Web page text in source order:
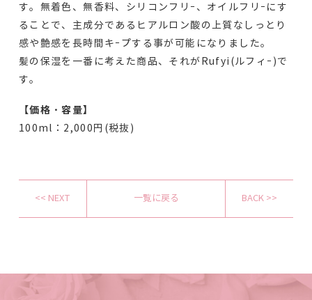
す。無着色、無香料、シリコンフリｰ、オイルフリｰにす
ることで、主成分であるヒアルロン酸の上質なしっとり
感や艶感を長時間キｰプする事が可能になりました。
髪の保湿を一番に考えた商品、それがRufyi(ルフィｰ)で
す。
【価格・容量】
100ml：2,000円(税抜)
<< NEXT 一覧に戻る BACK >>